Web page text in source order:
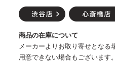
商品の在庫について
メーカーよりお取り寄せとなる
用意できない場合もございます。